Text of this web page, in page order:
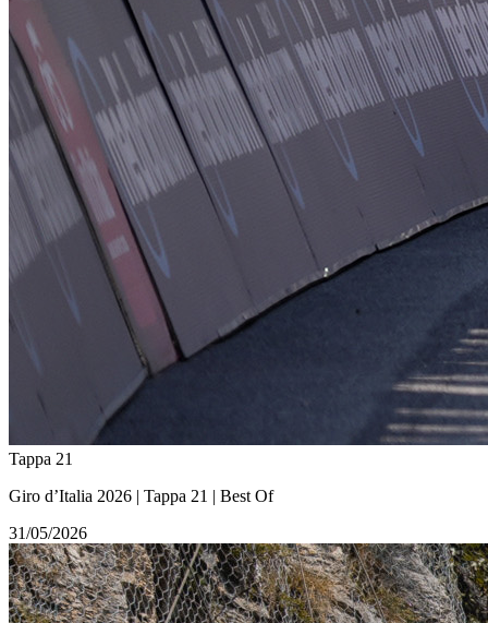
Tappa 21
Giro d’Italia 2026 | Tappa 21 | Best Of
31/05/2026